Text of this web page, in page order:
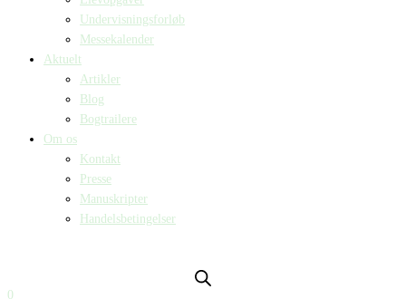
Undervisningsforløb
Messekalender
Aktuelt
Artikler
Blog
Bogtrailere
Om os
Kontakt
Presse
Manuskripter
Handelsbetingelser
0